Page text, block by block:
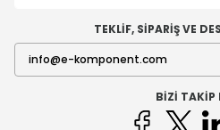
TEKLİF, SİPARİŞ VE
BIZI TAKIP